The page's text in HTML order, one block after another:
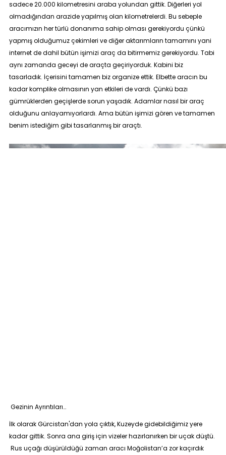
sadece 20.000 kilometresini araba yolundan gittik. Diğerleri yol
olmadığından arazide yapılmış olan kilometrelerdi. Bu sebeple
aracımızın her türlü donanıma sahip olması gerekiyordu çünkü
yapmış olduğumuz çekimleri ve diğer aktarımların tamamını yani
internet de dahil bütün işimizi araç da bitirmemiz gerekiyordu. Tabi
aynı zamanda geceyi de araçta geçiriyorduk. Kabini biz
tasarladık. İçerisini tamamen biz organize ettik. Elbette aracın bu
kadar komplike olmasının yan etkileri de vardı. Çünkü bazı
gümrüklerden geçişlerde sorun yaşadık. Adamlar nasıl bir araç
olduğunu anlayamıyorlardı. Ama bütün işimizi gören ve tamamen
benim istediğim gibi tasarlanmış bir araçtı.
Gezinin Ayrıntıları…
İlk olarak Gürcistan'dan yola çıktık, Kuzeyde gidebildiğimiz yere
kadar gittik. Sonra ana giriş için vizeler hazırlanırken bir uçak düştü.
Rus uçağı düşürüldüğü zaman aracı Moğolistan’a zor kaçırdık